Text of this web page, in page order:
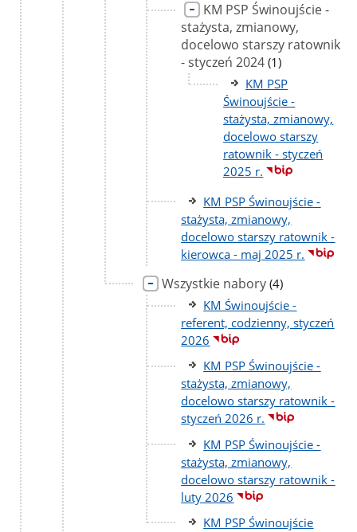
KM PSP Świnoujście -
stażysta, zmianowy,
docelowo starszy ratownik
- styczeń 2024 liczba
podstron
(1)
KM PSP
Świnoujście -
stażysta, zmianowy,
docelowo starszy
ratownik - styczeń
2025 r.
KM PSP Świnoujście -
stażysta, zmianowy,
docelowo starszy ratownik -
kierowca - maj 2025 r.
Wszystkie nabory liczba
podstron
(4)
KM Świnoujście -
referent, codzienny, styczeń
2026
KM PSP Świnoujście -
stażysta, zmianowy,
docelowo starszy ratownik -
styczeń 2026 r.
KM PSP Świnoujście -
stażysta, zmianowy,
docelowo starszy ratownik -
luty 2026
KM PSP Świnoujście